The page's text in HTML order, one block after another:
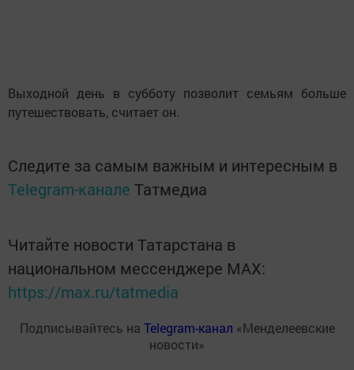
Выходной день в субботу позволит семьям больше
путешествовать, считает он.
Следите за самым важным и интересным в
Telegram-канале Татмедиа
Читайте новости Татарстана в
национальном мессенджере MАХ:
https://max.ru/tatmedia
Подписывайтесь на Telegram-канал «Менделеевские
новости»